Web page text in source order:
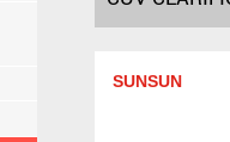
SUNSUN